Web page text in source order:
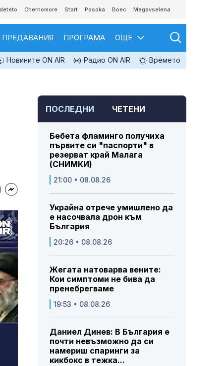
Chernomore Start Posoka Boec Megavselena
ПРЕДАВАНИЯ ПРОГРАМА ОЩЕ
Новините ON AIR Радио ON AIR Времето
ПОСЛЕДНИ ЧЕТЕНИ
Бебета фламинго получиха
първите си "паспорти" в
резерват край Малага
(СНИМКИ)
21:00 • 08.08.26
Украйна отрече умишлено да
е насочвала дрон към
България
20:26 • 08.08.26
Жегата натоварва вените:
Кои симптоми не бива да
пренебрегваме
19:53 • 08.08.26
Даниел Динев: В България е
почти невъзможно да си
намериш спаринги за
кикбокс в тежка...